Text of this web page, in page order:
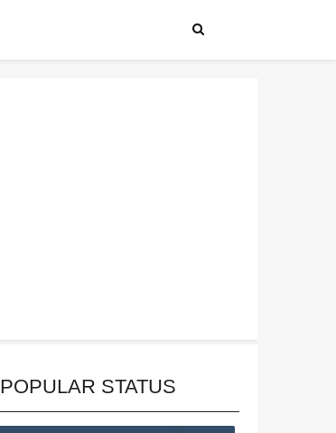
POPULAR STATUS